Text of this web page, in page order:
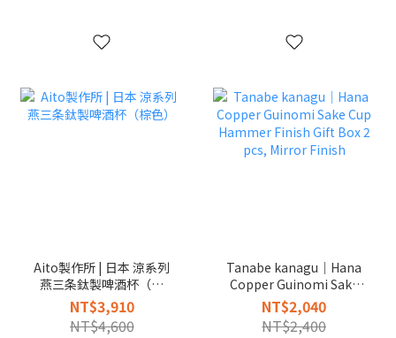
Aito製作所 | 日本 涼系列
燕三条鈦製啤酒杯（棕
色）
NT$3,910
NT$4,600
Tanabe kanagu｜Hana
Copper Guinomi Sake
Cup Hammer Finish Gift
Box 2 pcs, Mirror Finish
NT$2,040
NT$2,400